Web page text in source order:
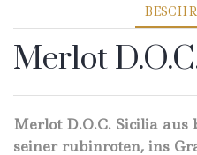
Merlot
Merlot D.O.C. Sicilia aus
seiner rubinroten, ins